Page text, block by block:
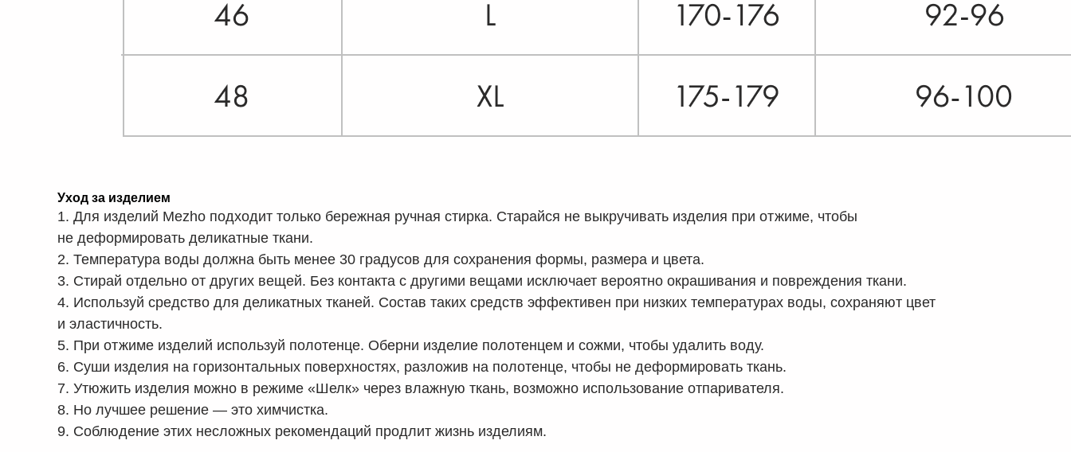
Уход за изделием
1. Для изделий Mezho подходит только бережная ручная стирка. Старайся не выкручивать изделия при отжиме, чтобы
не деформировать деликатные ткани.
2. Температура воды должна быть менее 30 градусов для сохранения формы, размера и цвета.
3. Стирай отдельно от других вещей. Без контакта с другими вещами исключает вероятно окрашивания и повреждения ткани.
4. Используй средство для деликатных тканей. Состав таких средств эффективен при низких температурах воды, сохраняют цвет
и эластичность.
5. При отжиме изделий используй полотенце. Оберни изделие полотенцем и сожми, чтобы удалить воду.
6. Суши изделия на горизонтальных поверхностях, разложив на полотенце, чтобы не деформировать ткань.
7. Утюжить изделия можно в режиме «Шелк» через влажную ткань, возможно использование отпаривателя.
8. Но лучшее решение — это химчистка.
9. Соблюдение этих несложных рекомендаций продлит жизнь изделиям.